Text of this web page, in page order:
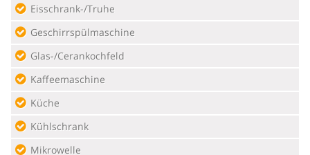
Eisschrank-/Truhe
Geschirrspülmaschine
Glas-/Cerankochfeld
Kaffeemaschine
Küche
Kühlschrank
Mikrowelle